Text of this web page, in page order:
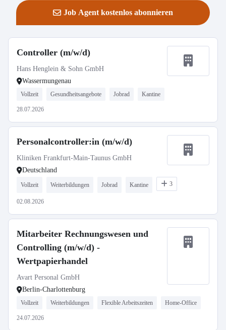
Job Agent kostenlos abonnieren
Controller (m/w/d)
Hans Henglein & Sohn GmbH
Wassermungenau
Vollzeit Gesundheitsangebote Jobrad Kantine
28.07.2026
Personalcontroller:in (m/w/d)
Kliniken Frankfurt-Main-Taunus GmbH
Deutschland
Vollzeit Weiterbildungen Jobrad Kantine 3
02.08.2026
Mitarbeiter Rechnungswesen und
Controlling (m/w/d) -
Wertpapierhandel
Avart Personal GmbH
Berlin-Charlottenburg
Vollzeit Weiterbildungen Flexible Arbeitszeiten Home-Office
24.07.2026